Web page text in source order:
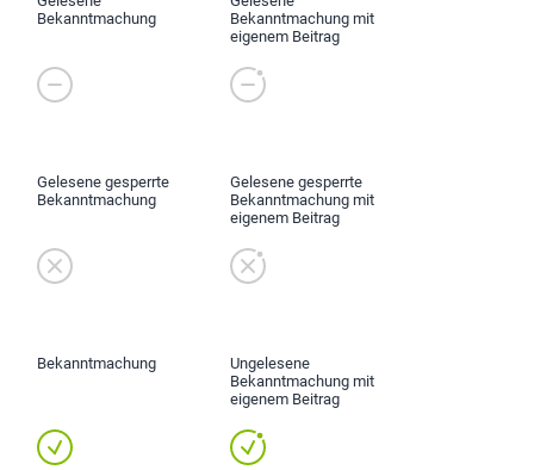
Bekanntmachung
Bekanntmachung mit
eigenem Beitrag
Gelesene gesperrte
Bekanntmachung
Gelesene gesperrte
Bekanntmachung mit
eigenem Beitrag
Bekanntmachung
Ungelesene
Bekanntmachung mit
eigenem Beitrag